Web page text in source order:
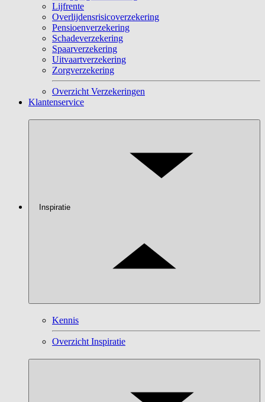
Lijfrente
Overlijdensrisicoverzekering
Pensioenverzekering
Schadeverzekering
Spaarverzekering
Uitvaartverzekering
Zorgverzekering
Overzicht Verzekeringen
Klantenservice
Inspiratie
Kennis
Overzicht Inspiratie